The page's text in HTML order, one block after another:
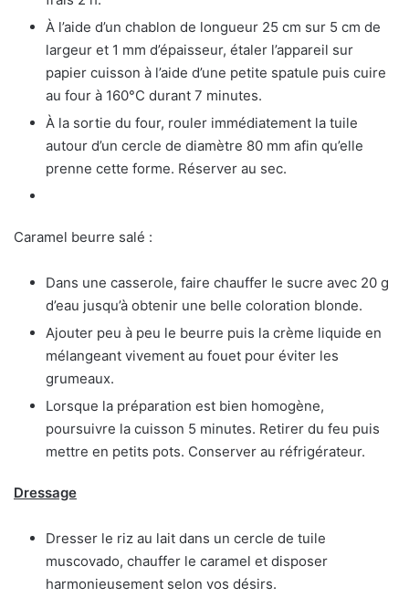
À l’aide d’un chablon de longueur 25 cm sur 5 cm de
largeur et 1 mm d’épaisseur, étaler l’appareil sur
papier cuisson à l’aide d’une petite spatule puis cuire
au four à 160°C durant 7 minutes.
À la sortie du four, rouler immédiatement la tuile
autour d’un cercle de diamètre 80 mm afin qu’elle
prenne cette forme. Réserver au sec.
Caramel beurre salé :
Dans une casserole, faire chauffer le sucre avec 20 g
d’eau jusqu’à obtenir une belle coloration blonde.
Ajouter peu à peu le beurre puis la crème liquide en
mélangeant vivement au fouet pour éviter les
grumeaux.
Lorsque la préparation est bien homogène,
poursuivre la cuisson 5 minutes. Retirer du feu puis
mettre en petits pots. Conserver au réfrigérateur.
Dressage
Dresser le riz au lait dans un cercle de tuile
muscovado, chauffer le caramel et disposer
harmonieusement selon vos désirs.